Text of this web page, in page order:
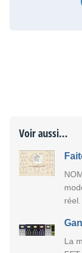
Voir aussi...
réel.
La